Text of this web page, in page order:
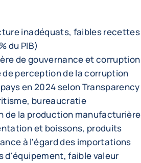
inadéquats, faibles recettes
du PIB)
de gouvernance et corruption
perception de la corruption
en 2024 selon Transparency
bureaucratie
de la production manufacturière
et boissons, produits
à l'égard des importations
d'équipement, faible valeur